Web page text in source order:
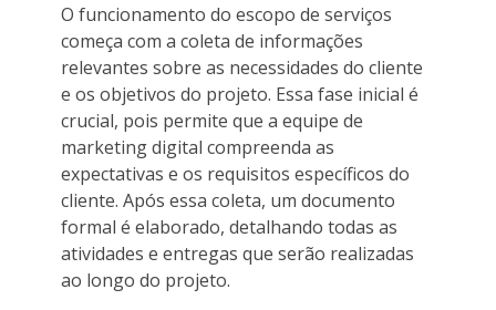
O funcionamento do escopo de serviços
começa com a coleta de informações
relevantes sobre as necessidades do cliente
e os objetivos do projeto. Essa fase inicial é
crucial, pois permite que a equipe de
marketing digital compreenda as
expectativas e os requisitos específicos do
cliente. Após essa coleta, um documento
formal é elaborado, detalhando todas as
atividades e entregas que serão realizadas
ao longo do projeto.